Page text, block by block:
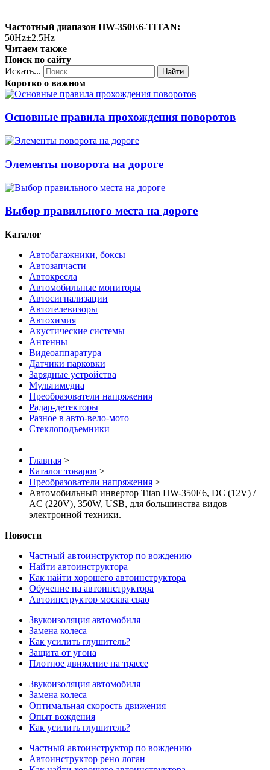
Частотный диапазон HW-350E6-TITAN:
50Hz±2.5Hz
Читаем также
Поиск по сайту
Искать...
Найти
Коротко о важном
Основные правила прохождения поворотов
Элементы поворота на дороге
Выбор правильного места на дороге
Каталог
Автобагажники, боксы
Автозапчасти
Автокресла
Автомобильные мониторы
Автосигнализации
Автотелевизоры
Автохимия
Акустические системы
Антенны
Видеоаппаратура
Датчики парковки
Зарядные устройства
Мультимедиа
Преобразователи напряжения
Радар-детекторы
Разное в авто-вело-мото
Стеклоподъемники
Главная >
Каталог товаров >
Преобразователи напряжения >
Автомобильный инвертор Titan HW-350E6, DC (12V) /
AC (220V), 350W, USB, для большинства видов
электронной техники.
Новости
Частный автоинструктор по вождению
Найти автоинструктора
Как найти хорошего автоинструктора
Обучение на автоинструктора
Автоинструктор москва свао
Звукоизоляция автомобиля
Замена колеса
Как усилить глушитель?
Защита от угона
Плотное движение на трассе
Звукоизоляция автомобиля
Замена колеса
Оптимальная скорость движения
Опыт вождения
Как усилить глушитель?
Частный автоинструктор по вождению
Автоинструктор рено логан